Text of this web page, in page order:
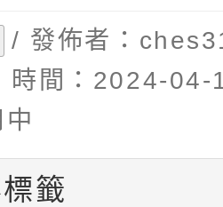
照。
海報電子檔
勵所屬同仁
、學校、民
請查照
得重審後實
公立學校退
/ 發佈者：
時間：2024-04-
籤